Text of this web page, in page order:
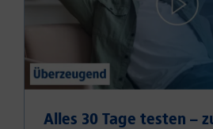
Alles 30 Tage testen –